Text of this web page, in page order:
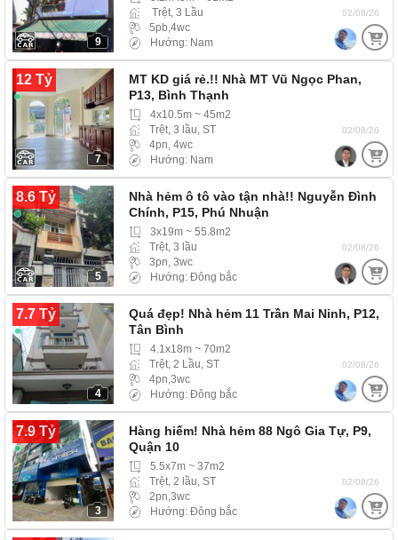
9
Trệt, 3 Lầu
5pb,4wc
Hướng: Nam
02/08/26
12 Tỷ
7
MT KD giá rẻ.!! Nhà MT Vũ Ngọc Phan,
P13, Bình Thạnh
4x10.5m ~ 45m2
Trệt, 3 lầu, ST
4pn, 4wc
Hướng: Nam
02/08/26
8.6 Tỷ
5
Nhà hẻm ô tô vào tận nhà!! Nguyễn Đình
Chính, P15, Phú Nhuận
3x19m ~ 55.8m2
Trệt, 3 lầu
3pn, 3wc
Hướng: Đông bắc
02/08/26
7.7 Tỷ
4
Quá đẹp! Nhà hẻm 11 Trần Mai Ninh, P12,
Tân Bình
4.1x18m ~ 70m2
Trệt, 2 Lầu, ST
4pn,3wc
Hướng: Đông bắc
02/08/26
7.9 Tỷ
3
Hàng hiếm! Nhà hẻm 88 Ngô Gia Tự, P9,
Quận 10
5.5x7m ~ 37m2
Trệt, 2 lầu, ST
2pn,3wc
Hướng: Đông bắc
02/08/26